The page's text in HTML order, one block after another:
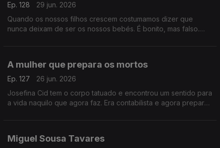
Ep. 128
29 jun. 2026
Quando os nossos filhos crescem costumamos dizer que
nunca deixam de ser os nossos bebés. É bonito, mas falso.
A mulher que prepara os mortos
Ep. 127
26 jun. 2026
Josefina Cid tem o corpo tatuado e encontrou um sentido para
a vida naquilo que agora faz. Era contabilista e agora prepara
Miguel Sousa Tavares